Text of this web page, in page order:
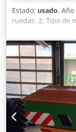
Estado: usado,
ruedas: 2; Tipo de
bastidor: montaje;
fertilizante /